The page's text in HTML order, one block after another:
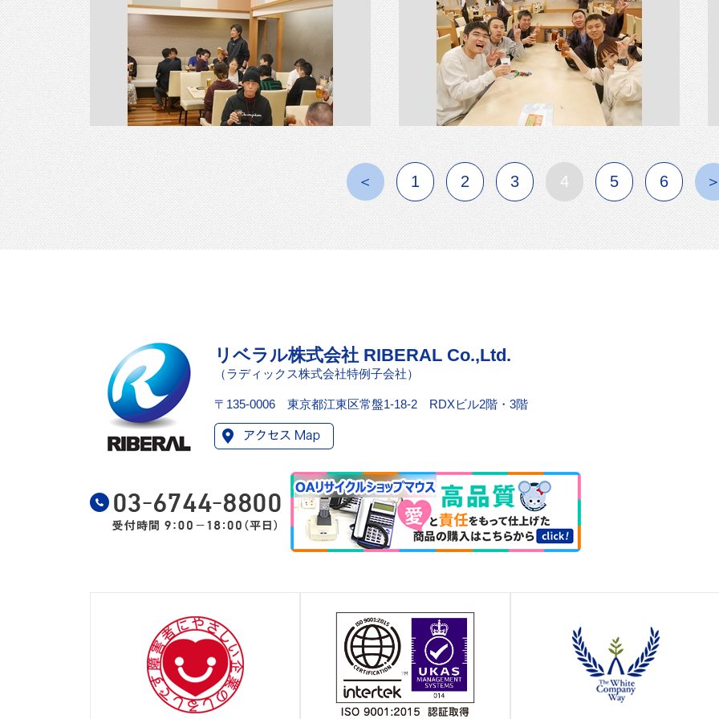
＜ 1 2 3 4 5 6
リベラル株式会社 RIBERAL Co.,Ltd.
（ラディックス株式会社特例子会社）
〒135-0006 東京都江東区常盤1-18-2 RDXビル2階・3階